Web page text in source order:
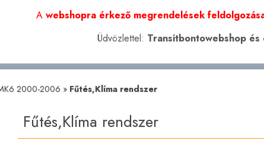
A webshopra érkező megrendelések
Üdvözlettel: Transitbontowebshop és
2000-2006» Fűtés,Klíma rendszer
Fűtés,Klíma rendszer